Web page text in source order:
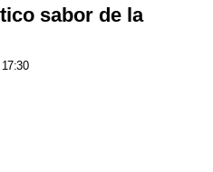
sabor de la